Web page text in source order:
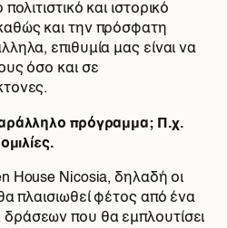
και ιστορικό
και την πρόσφατη
επιθυμία μας είναι να
όσο και σε
πρόγραμμα; Π.χ.
House Nicosia, δηλαδή οι
πλαισιωθεί φέτος από ένα
που θα εμπλουτίσει